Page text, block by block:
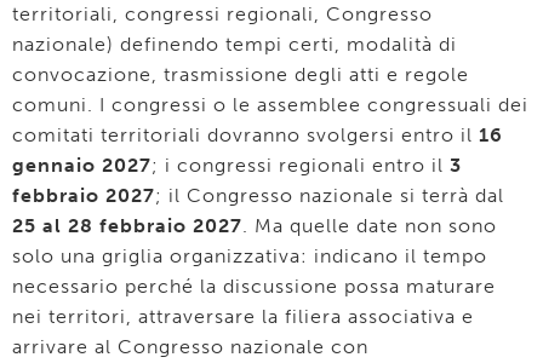
territoriali, congressi regionali, Congresso
nazionale) definendo tempi certi, modalità di
convocazione, trasmissione degli atti e regole
comuni. I congressi o le assemblee congressuali dei
comitati territoriali dovranno svolgersi entro il 16
gennaio 2027; i congressi regionali entro il 3
febbraio 2027; il Congresso nazionale si terrà dal
25 al 28 febbraio 2027 . Ma quelle date non sono
solo una griglia organizzativa: indicano il tempo
necessario perché la discussione possa maturare
nei territori, attraversare la filiera associativa e
arrivare al Congresso nazionale con